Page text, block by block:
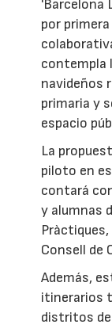
'Barcelona
por
contempla
navideños
primaria y
espacio
La
piloto en
contará
y alumnas
Consell de
Además,
itinerarios
distritos de